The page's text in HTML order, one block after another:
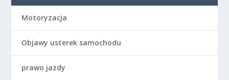
Motoryzacja
Objawy usterek samochodu
prawo jazdy